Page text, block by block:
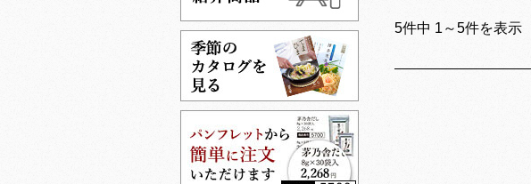
5件中 1 ～5件を表示